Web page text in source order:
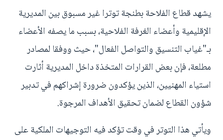
يشهد قطاع الفلاحة بطنجة توترا غير مسبوق بين المديرية
الإقليمية وأعضاء الغرفة الفلاحية، بسبب ما يصفه الأعضاء
بـ"غياب التنسيق والتواصل الفعال"، حيث ووفقا لمصادر
مطلعة، فإن بعض القرارات المتخذة داخل المديرية أثارت
استياء المهنيين، الذين يؤكدون ضرورة إشراكهم في تدبير
شؤون القطاع لضمان تحقيق الأهداف المرجوة.
ويأتي هذا التوتر في وقت تؤكد فيه التوجيهات الملكية على